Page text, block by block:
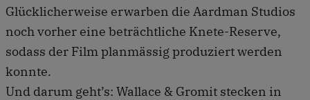
Glücklicherweise erwarben die Aardman Studios
noch vorher eine beträchtliche Knete-Reserve,
sodass der Film planmässig produziert werden
konnte.
Und darum geht’s: Wallace & Gromit stecken in